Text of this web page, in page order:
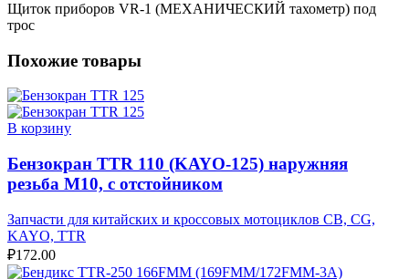
Щиток приборов VR-1 (МЕХАНИЧЕСКИЙ тахометр) под
трос
Похожие товары
В корзину
Бензокран TTR 110 (KAYO-125) наружняя
резьба М10, с отстойником
Запчасти для китайских и кроссовых мотоциклов CB, CG,
KAYO, TTR
₽172.00